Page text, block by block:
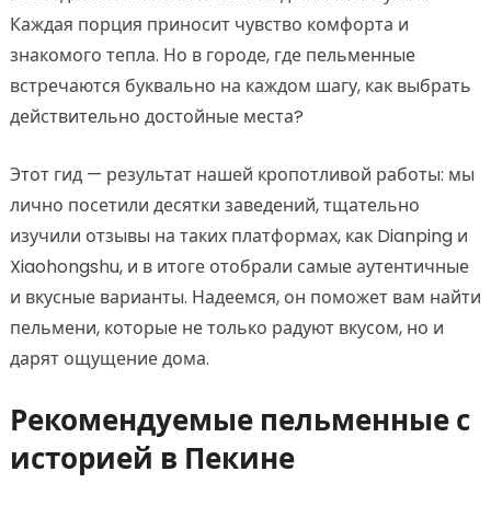
Каждая порция приносит чувство комфорта и
знакомого тепла. Но в городе, где пельменные
встречаются буквально на каждом шагу, как выбрать
действительно достойные места?
Этот гид — результат нашей кропотливой работы: мы
лично посетили десятки заведений, тщательно
изучили отзывы на таких платформах, как Dianping и
Xiaohongshu, и в итоге отобрали самые аутентичные
и вкусные варианты. Надеемся, он поможет вам найти
пельмени, которые не только радуют вкусом, но и
дарят ощущение дома.
Рекомендуемые пельменные с
историей в Пекине